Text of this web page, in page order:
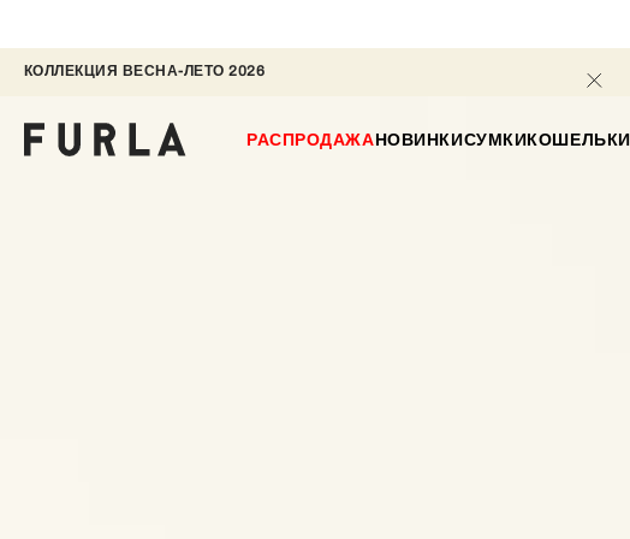
КОЛЛЕКЦИЯ ВЕСНА-ЛЕТО 2026
РАСПРОДАЖА НОВИНКИ СУМКИ КОШЕЛЬКИ